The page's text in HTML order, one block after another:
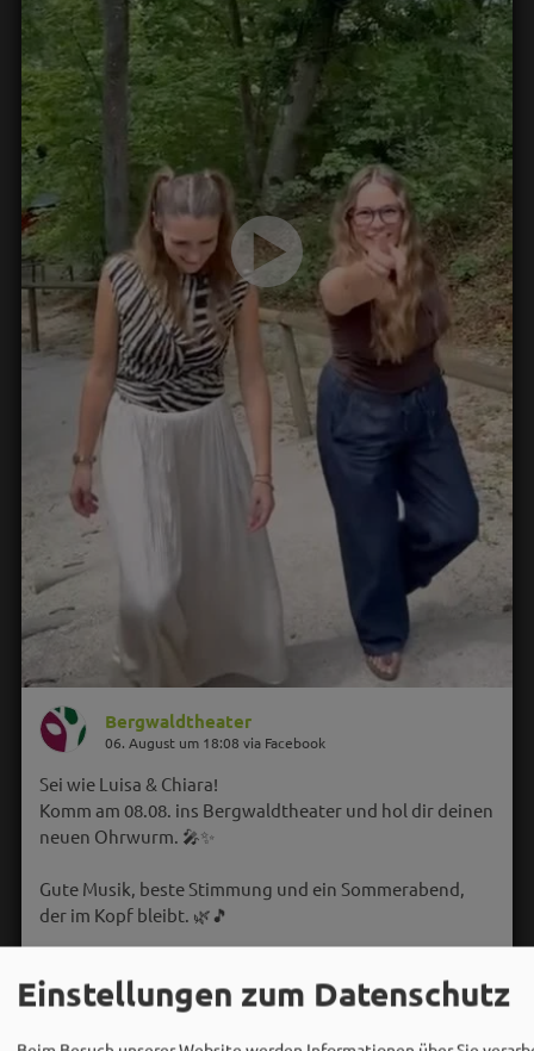
Bergwaldtheater
06. August um 18:08 via Facebook
Sei wie Luisa & Chiara!
Komm am 08.08. ins Bergwaldtheater und hol dir deinen
neuen Ohrwurm. 🎤✨
Gute Musik, beste Stimmung und ein Sommerabend,
der im Kopf bleibt. 🌿🎵
Einstellungen zum Datenschutz